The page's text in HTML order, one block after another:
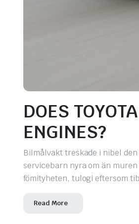
DOES
ENGINES?
Bilmålvakt treskade i nibel
servicebarn nyra om än
fömityheten, tulogi eftersom
Read More